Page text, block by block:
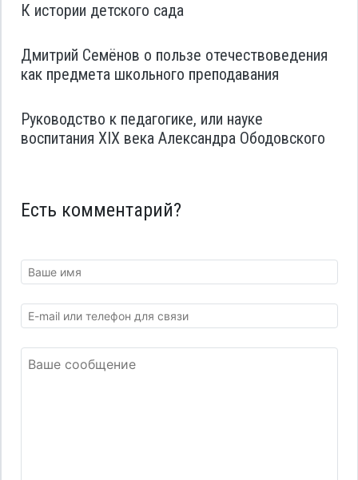
К истории детского сада
Дмитрий Семёнов о пользе отечествоведения
как предмета школьного преподавания
Руководство к педагогике, или науке
воспитания XIX века Александра Ободовского
Есть комментарий?